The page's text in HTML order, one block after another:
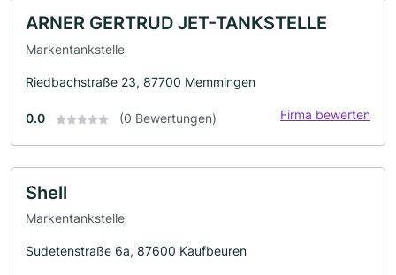
ARNER GERTRUD JET-TANKSTELLE
Markentankstelle
Riedbachstraße 23, 87700 Memmingen
0.0 (0 Bewertungen) Firma bewerten
Shell
Markentankstelle
Sudetenstraße 6a, 87600 Kaufbeuren